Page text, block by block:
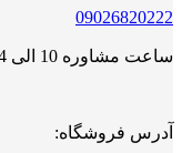
09026820222
ساعت مشاوره 10 الی 14 و 17 الی 21
آدرس فروشگاه: